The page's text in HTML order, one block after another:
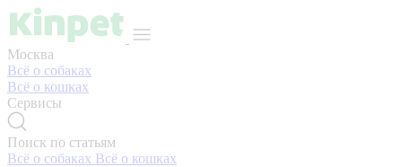
Москва
Всё о собаках
Всё о кошках
Сервисы
Поиск по статьям
Всё о собаках Всё о кошках